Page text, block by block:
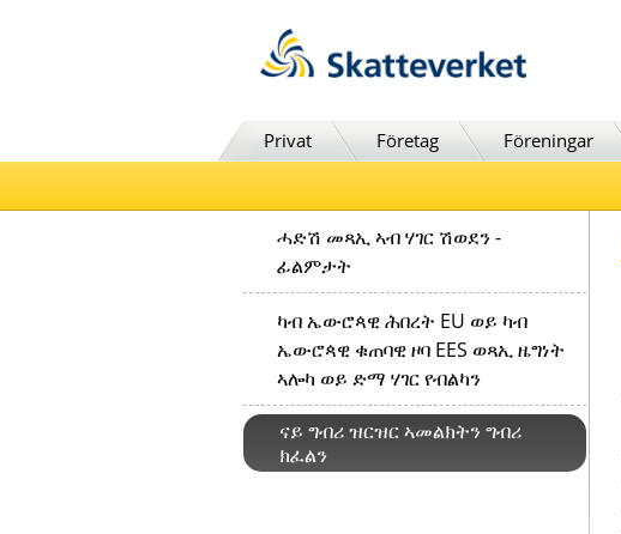
Privat Företag Föreningar
ሓድሽ መጻኢ ኣብ ሃገር ሽወደን -
ፊልምታት
ካብ ኤውሮጳዊ ሕበረት EU ወይ ካብ
ኤውሮጳዊ ቁጠባዊ ዞባ EES ወጻኢ ዜግነት
ኣሎካ ወይ ድማ ሃገር የብልካን
ናይ ግብሪ ዝርዝር ኣመልክትን ግብሪ
ክፈልን